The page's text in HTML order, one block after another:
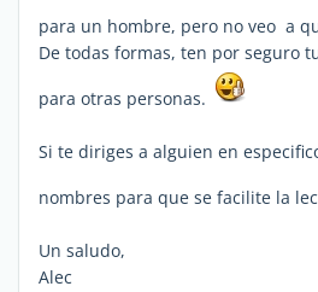
para un hombre, pero no veo a
De todas formas, ten por seguro
para otras personas.
Si te diriges a alguien en
nombres para que se facilite la
Un saludo,
Alec